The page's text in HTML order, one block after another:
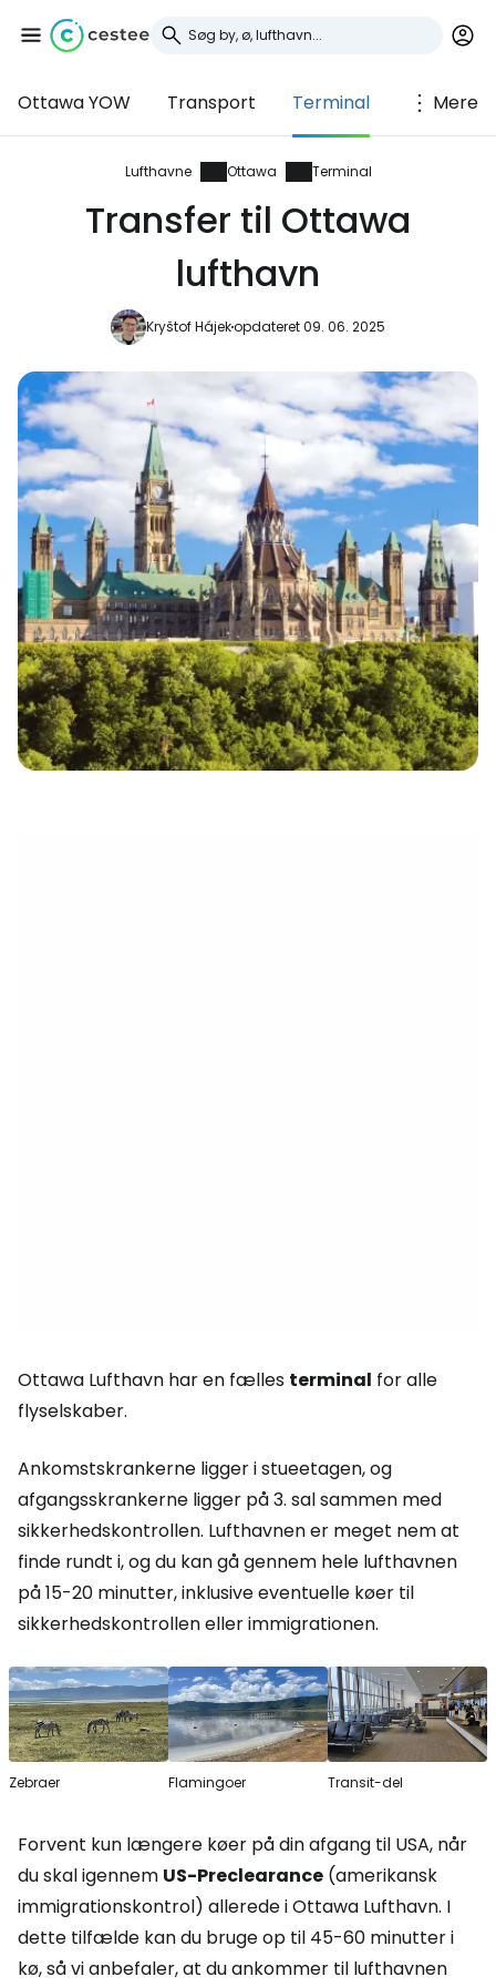
Ottawa YOW Transport Terminal Mere
Lufthavne Ottawa Terminal
Transfer til Ottawa
lufthavn
Kryštof Hájekopdateret 09. 06. 2025
Ottawa Lufthavn har en fælles terminal for alle
flyselskaber.
Ankomstskrankerne ligger i stueetagen, og
afgangsskrankerne ligger på 3. sal sammen med
sikkerhedskontrollen. Lufthavnen er meget nem at
finde rundt i, og du kan gå gennem hele lufthavnen
på 15-20 minutter, inklusive eventuelle køer til
sikkerhedskontrollen eller immigrationen.
Zebraer Flamingoer Transit-del
Forvent kun længere køer på din afgang til USA, når
du skal igennem US-Preclearance (amerikansk
immigrationskontrol) allerede i Ottawa Lufthavn. I
dette tilfælde kan du bruge op til 45-60 minutter i
kø, så vi anbefaler, at du ankommer til lufthavnen
Log ind på Cestee
... det verdensomspændende
rejsefællesskab
Fortsæt med Google
Fortsæt med e-mail